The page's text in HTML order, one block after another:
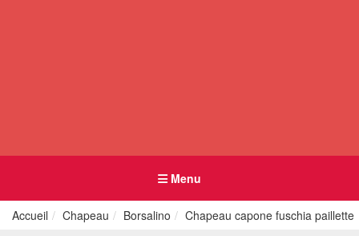
Menu
Accueil Chapeau Borsalino Chapeau capone fuschia paillette